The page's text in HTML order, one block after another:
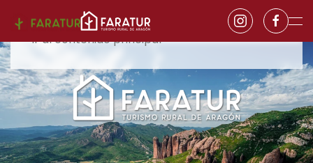
Ir al contenido principal